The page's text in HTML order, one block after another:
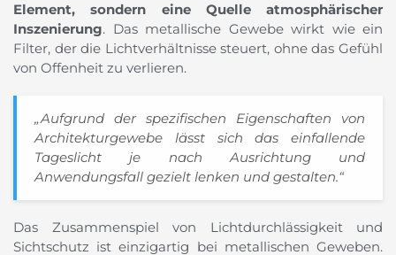
Element, sondern eine Quelle atmosphärischer
Inszenierung. Das metallische Gewebe wirkt wie ein
Filter, der die Lichtverhältnisse steuert, ohne das Gefühl
von Offenheit zu verlieren.
„Aufgrund der spezifischen Eigenschaften von
Architekturgewebe lässt sich das einfallende
Tageslicht je nach Ausrichtung und
Anwendungsfall gezielt lenken und gestalten.“
Das Zusammenspiel von Lichtdurchlässigkeit und
Sichtschutz ist einzigartig bei metallischen Geweben.